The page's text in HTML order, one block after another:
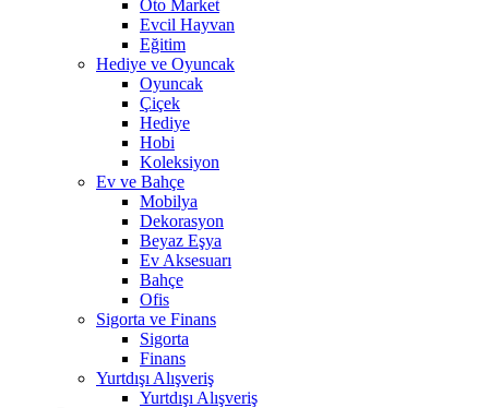
Oto Market
Evcil Hayvan
Eğitim
Hediye ve Oyuncak
Oyuncak
Çiçek
Hediye
Hobi
Koleksiyon
Ev ve Bahçe
Mobilya
Dekorasyon
Beyaz Eşya
Ev Aksesuarı
Bahçe
Ofis
Sigorta ve Finans
Sigorta
Finans
Yurtdışı Alışveriş
Yurtdışı Alışveriş